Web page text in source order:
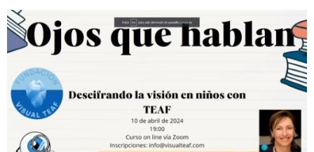
Eventos COORM
MURCIA OPTOM MEETING 2025
EL COORM EN EL OPTOM 2024
V Congreso de Salud Visual y Pediatría 2022
Transparencia
Quiénes somos
Contacto